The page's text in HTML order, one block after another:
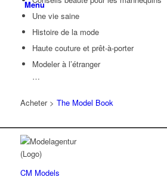
Menu
Une vie saine
Histoire de la mode
Haute couture et prêt-à-porter
Modeler à l’étranger
…
Acheter > The Model Book
CM Models